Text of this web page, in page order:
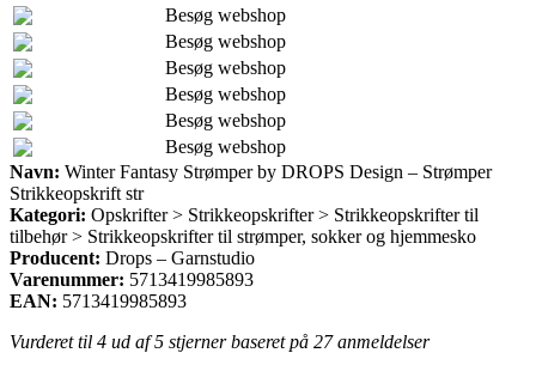
Besøg webshop
Besøg webshop
Besøg webshop
Besøg webshop
Besøg webshop
Besøg webshop
Navn: Winter Fantasy Strømper by DROPS Design – Strømper
Strikkeopskrift str
Kategori: Opskrifter > Strikkeopskrifter > Strikkeopskrifter til
tilbehør > Strikkeopskrifter til strømper, sokker og hjemmesko
Producent: Drops – Garnstudio
Varenummer: 5713419985893
EAN: 5713419985893
Vurderet til 4 ud af 5 stjerner baseret på 27anmeldelser